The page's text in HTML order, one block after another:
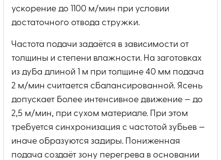
ускорение до 1100 м/мин при условии
достаточного отвода стружки.
Частота подачи задаётся в зависимости от
толщины и степени влажности. На заготовках
из дуба длиной 1 м при толщине 40 мм подача
2 м/мин считается сбалансированной. Ясень
допускает более интенсивное движение — до
2,5 м/мин, при сухом материале. При этом
требуется синхронизация с частотой зубьев —
иначе образуются задиры. Пониженная
подача создаёт зону перегрева в основании